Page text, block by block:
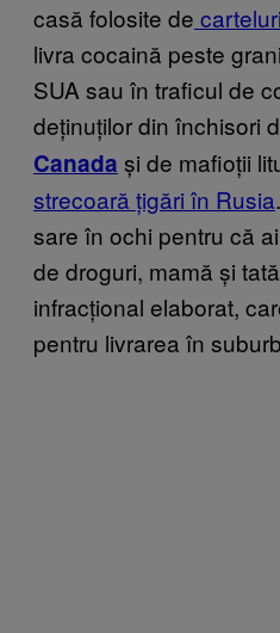
casă folosite de
livra cocaină peste
SUA sau în traficul de
deținuților din închisori
Canada și de mafioții
strecoară țigări în Rusia
sare în ochi pentru că
de droguri, mamă și
infracțional elaborat,
pentru livrarea în